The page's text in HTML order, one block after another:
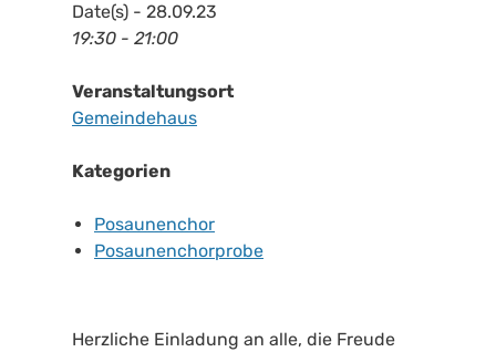
Date(s) - 28.09.23
19:30 - 21:00
Veranstaltungsort
Gemeindehaus
Kategorien
Posaunenchor
Posaunenchorprobe
Herzliche Einladung an alle, die Freude